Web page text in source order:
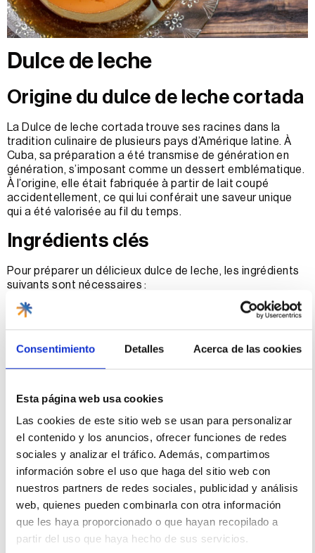
Consentimiento Detalles Acerca de las cookies
Esta página web usa cookies
Las cookies de este sitio web se usan para personalizar
el contenido y los anuncios, ofrecer funciones de redes
sociales y analizar el tráfico. Además, compartimos
información sobre el uso que haga del sitio web con
nuestros partners de redes sociales, publicidad y análisis
web, quienes pueden combinarla con otra información
que les haya proporcionado o que hayan recopilado a
partir del uso que haya hecho de sus servicios.
Dulce de leche
Origine du dulce de leche cortada
La Dulce de leche cortada trouve ses racines dans la
tradition culinaire de plusieurs pays d’Amérique latine. À
Cuba, sa préparation a été transmise de génération en
génération, s’imposant comme un dessert emblématique.
À l’origine, elle était fabriquée à partir de lait coupé
accidentellement, ce qui lui conférait une saveur unique
qui a été valorisée au fil du temps.
Ingrédients clés
Pour préparer un délicieux dulce de leche, les ingrédients
suivants sont nécessaires :
bâtons de cannelle
La combinaison de ces ingrédients est essentielle pour
obtenir la saveur caractéristique du dulce de leche, en
faisant ressortir la douceur et l’onctuosité du lait.
Processus de production
La préparation du dulce de leche est un art qui demande
du temps et de la minutie.
Coupe de lait